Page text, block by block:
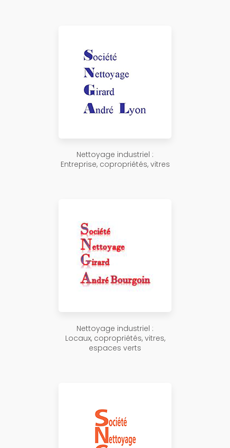
Nettoyage industriel :
Entreprise, copropriétés, vitres
Nettoyage industriel :
Locaux, copropriétés, vitres,
espaces verts